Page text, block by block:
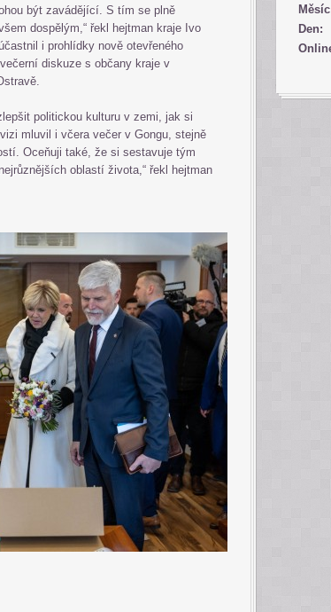
být zavádějící. S tím se plně
dospělým,“ řekl hejtman kraje Ivo
i prohlídky nově otevřeného
diskuze s občany kraje v
politickou kulturu v zemi, jak si
mluvil i včera večer v Gongu, stejně
Oceňuji také, že si sestavuje tým
oblastí života,“ řekl hejtman
Den: